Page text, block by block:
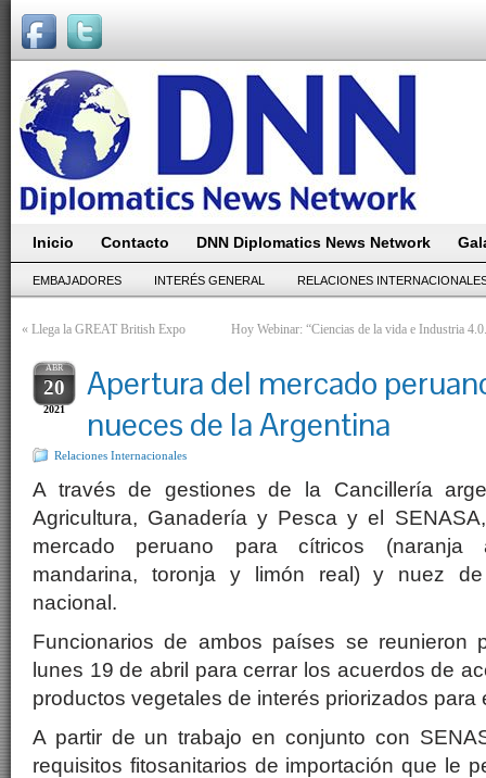
Inicio Contacto DNN Diplomatics News Network
EMBAJADORES INTERÉS GENERAL RELACIONES
« Llega la GREAT British Expo Hoy Webinar: “Ciencias de la vida e Industria
ABR
20
2021
Apertura del mercado
nueces de la Argentina
Relaciones Internacionales
A través de gestiones de la Cancillería
Agricultura, Ganadería y Pesca y el
mercado peruano para cítricos (naranja
mandarina, toronja y limón real) y nuez
nacional.
Funcionarios de ambos países se reunieron
lunes 19 de abril para cerrar los acuerdos de
productos vegetales de interés priorizados para
A partir de un trabajo en conjunto con
requisitos fitosanitarios de importación que le